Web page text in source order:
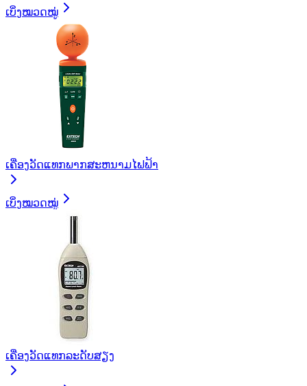
ເບິ່ງໝວດໝູ່
ເຄື່ອງວັດແທກພາກສະຫນາມໄຟຟ້າ
ເບິ່ງໝວດໝູ່
ເຄື່ອງວັດແທກລະດັບສຽງ